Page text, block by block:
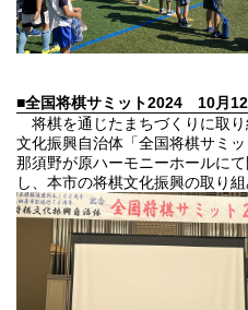
■全国将棋サミット2024 10月12
将棋を通じたまちづくりに取
文化振興自治体「全国将棋サミ
那須野が原ハーモニーホールに
し、本市の将棋文化振興の取り組